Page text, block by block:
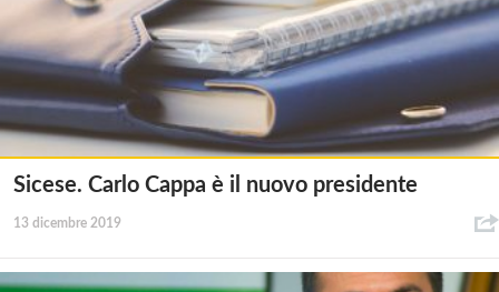
Sicese. Carlo Cappa è il nuovo presidente
13 dicembre 2019